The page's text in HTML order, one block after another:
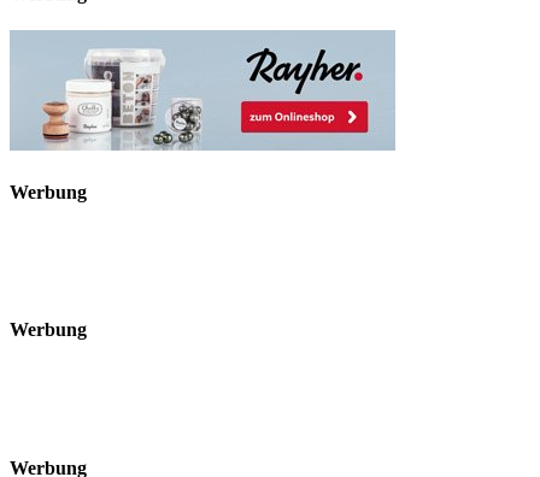
Werbung
Werbung
Werbung